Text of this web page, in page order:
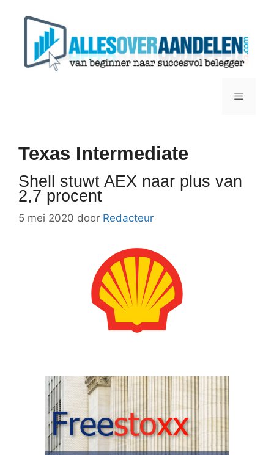
Menu
Texas Intermediate
Shell stuwt AEX naar plus van
2,7 procent
5 mei 2020 door Redacteur